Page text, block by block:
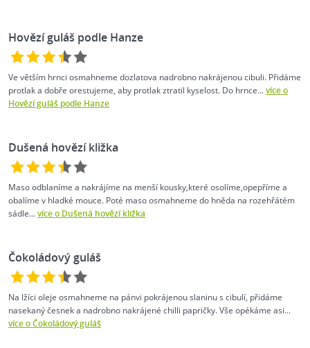
Hovězí guláš podle Hanze
Ve větším hrnci osmahneme dozlatova nadrobno nakrájenou cibuli. Přidáme
protlak a dobře orestujeme, aby protlak ztratil kyselost. Do hrnce...více o
Hovězí guláš podle Hanze
Dušená hovězí kližka
Maso odblaníme a nakrájíme na menší kousky,které osolíme,opepříme a
obalíme v hladké mouce. Poté maso osmahneme do hněda na rozehřátém
sádle...více o Dušená hovězí kližka
Čokoládový guláš
Na lžíci oleje osmahneme na pánvi pokrájenou slaninu s cibulí, přidáme
nasekaný česnek a nadrobno nakrájené chilli papričky. Vše opékáme asi...
více o Čokoládový guláš